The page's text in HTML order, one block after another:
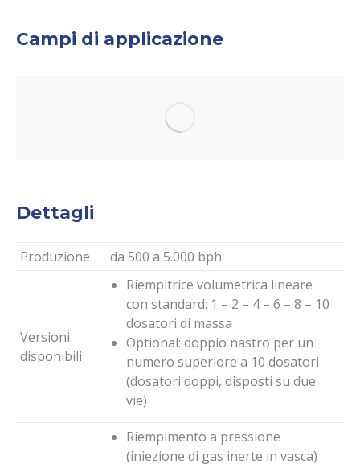
Campi di applicazione
Dettagli
Produzione da 500 a 5.000 bph
Versioni
disponibili
Riempitrice volumetrica lineare
con standard: 1 – 2 – 4 – 6 – 8 – 10
dosatori di massa
Optional: doppio nastro per un
numero superiore a 10 dosatori
(dosatori doppi, disposti su due
vie)
Riempimento a pressione
(iniezione di gas inerte in vasca)